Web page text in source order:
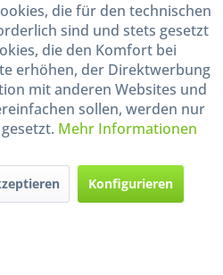
Weinen
009
die für den technischen
sind und stets gesetzt
die den Komfort bei
erhöhen, der Direktwerbung
mit anderen Websites und
sollen, werden nur
Mehr Informationen
Konfigurieren